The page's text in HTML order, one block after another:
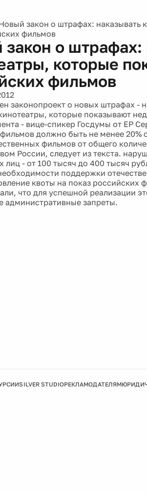
закон о штрафах: наказывать
фильмов
о штрафах:
которые
фильмов
законопроект о новых штрафах -
которые показывают
- вице-спикер Госдумы от ЕР
должно быть не менее 20%
фильмов от общего
России, следует из текста.
лиц - от 100 тысяч до 400 тысяч
поддержки
квоты на показ российских
что для успешной реализации
административные запреты.
SILVER STUDIOРЕКЛАМОДАТЕЛЯМ